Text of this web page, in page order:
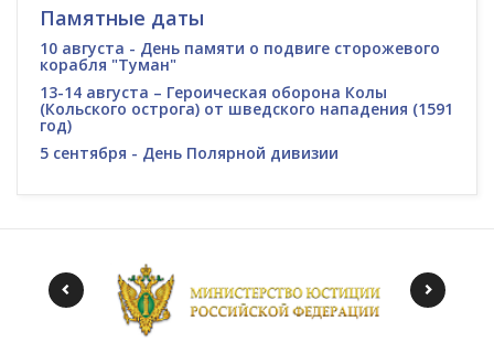
Памятные даты
10 августа - День памяти о подвиге сторожевого
корабля "Туман"
13-14 августа – Героическая оборона Колы
(Кольского острога) от шведского нападения (1591
год)
5 сентября - День Полярной дивизии